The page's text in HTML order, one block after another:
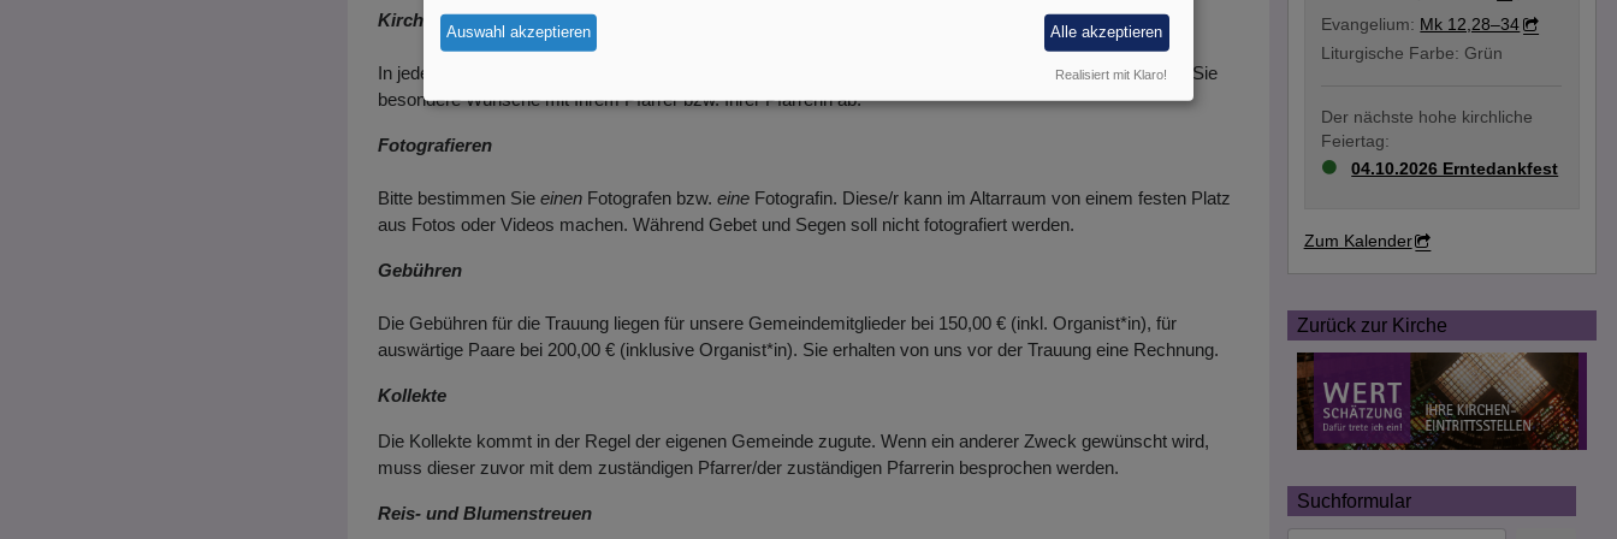
Kirchenmusik
In jedem Traugottesdienst wird ein Gemeindelied gesungen und Musik nur „live“ gespielt. Bitte sprechen Sie
besondere Wünsche mit Ihrem Pfarrer bzw. Ihrer Pfarrerin ab.
Fotografieren
Bitte bestimmen Sieeinen Fotografen bzw.eine Fotografin. Diese/r kann im Altarraum von einem festen Platz
aus Fotos oder Videos machen. Während Gebet und Segen soll nicht fotografiert werden.
Gebühren
Die Gebühren für die Trauung liegen für unsere Gemeindemitglieder bei 150,00 € (inkl. Organist*in), für
auswärtige Paare bei 200,00 € (inklusive Organist*in). Sie erhalten von uns vor der Trauung eine Rechnung.
Kollekte
Die Kollekte kommt in der Regel der eigenen Gemeinde zugute. Wenn ein anderer Zweck gewünscht wird,
muss dieser zuvor mit dem zuständigen Pfarrer/der zuständigen Pfarrerin besprochen werden.
Reis- und Blumenstreuen
Evangelium: Mk 12,28–34
Liturgische Farbe: Grün
Der nächste hohe kirchliche
Feiertag:
04.10.2026 Erntedankfest
Zum Kalender
Zurück zur Kirche
Suchformular
Auswahl akzeptieren Alle akzeptieren
Realisiert mit Klaro!